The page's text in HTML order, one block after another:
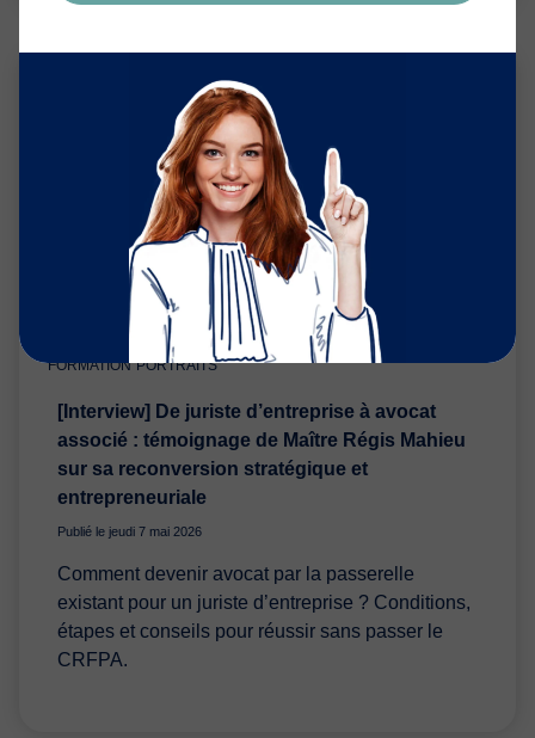
BUSINESS CARRIÈRE
DÉVELOPPEMENT PERSO
FORMATION PORTRAITS
[Interview] De juriste d’entreprise à avocat
associé : témoignage de Maître Régis Mahieu
sur sa reconversion stratégique et
entrepreneuriale
Publié le jeudi 7 mai 2026
Comment devenir avocat par la passerelle
existant pour un juriste d’entreprise ? Conditions,
étapes et conseils pour réussir sans passer le
CRFPA.